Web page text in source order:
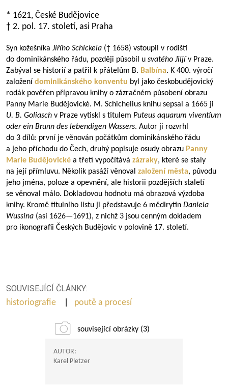
* 1621, České Budějovice
† 2. pol. 17. století, asi Praha
Syn kožešníka Jiřího Schickela († 1658) vstoupil v rodišti
do dominikánského řádu, později působil u svatého Jiljív Praze.
Zabýval se historií a patřil k přátelům B. Balbína. K 400. výročí
založení dominikánského konventu byl jako českobudějovický
rodák pověřen přípravou knihy o zázračném působení obrazu
Panny Marie Budějovické. M. Schichelius knihu sepsal a 1665 ji
U. B. Goliasch v Praze vytiskl s titulem Puteus aquarum viventium
oder ein Brunn des lebendigen Wassers. Autor ji rozvrhl
do 3 dílů: první je věnován počátkům dominikánského řádu
a jeho příchodu do Čech, druhý popisuje osudy obrazu Panny
Marie Budějovické a třetí vypočítává zázraky, které se staly
na její přímluvu. Několik pasáží věnoval založení města, původu
jeho jména, poloze a opevnění, ale historii pozdějších staletí
se věnoval málo. Dokladovou hodnotu má obrazová výzdoba
knihy. Kromě titulního listu ji představuje 6 mědirytin Daniela
Wussina (asi 1626—1691), z nichž 3 jsou cenným dokladem
pro ikonografii Českých Budějovic v polovině 17. století.
SOUVISEJÍCÍ ČLÁNKY:
historiografie
poutě a procesí
související obrázky (3)
AUTOR:
Karel Pletzer